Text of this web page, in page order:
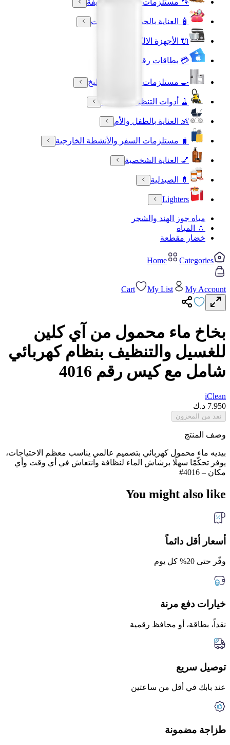
🐾 مستلزمات الحيوانات الأليفة
🧴 العناية بالجمال والعطورات
🔌 الأجهزة الالكترونية
💳 بطاقات رقمية
🍳 مستلزمات المنزل والمطبخ
🧹 أدوات التنظيف المنزلية
👶 العناية بالطفل والأم
🧳 مستلزمات السفر والأنشطة الخارجية
💅 العناية الشخصية
💊 الصيدلية
Lighters
مياه جوز الهند والشجر
💧 المياه
خضار مقطعة
Home Categories
Cart My List My Account
بخاخ ماء محمول من آي كلين
للغسيل والتنظيف بنظام كهربائي
شامل مع كيس رقم ‎4016‎
iClean
7.950 د.ك
نفد من المخزون
وصف المنتج
بيديه ماء محمول كهربائي بتصميم عالمي يناسب معظم الاحتياجات،
يوفر تحكّمًا سهلًا برشاش الماء لنظافة وانتعاش في أي وقت وأي
مكان – ‎#4016
You might also like
أسعار أقل دائماً
وفّر حتى 20% كل يوم
خيارات دفع مرنة
نقداً، بطاقة، أو محافظ رقمية
توصيل سريع
عند بابك في أقل من ساعتين
طزاجة مضمونة